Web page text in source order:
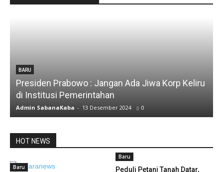
BARU
Presiden Prabowo : Jangan Ada Jiwa Korp Keliru
di Institusi Pemerintahan
Admin SabanaKaba - 13 Desember 2024 0
HOT NEWS
Baru
Baru
Peduli Petani Tanah Datar,